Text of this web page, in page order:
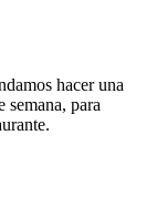
hacer una
semana, para